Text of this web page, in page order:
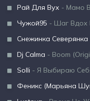
Рай Для Вух - Мамо
Чужой95 - Шаг Вдох
Снежинка Северянка
Dj Calma - Boom
Solli - Я Выбираю
Феникс (Марьяна